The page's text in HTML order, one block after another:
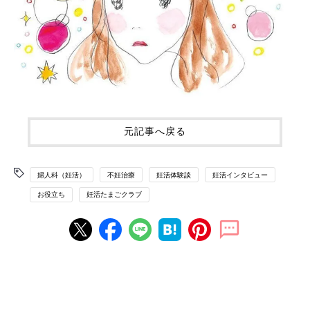
元記事へ戻る
婦人科（妊活） 不妊治療 妊活体験談 妊活インタビュー
お役立ち 妊活たまごクラブ